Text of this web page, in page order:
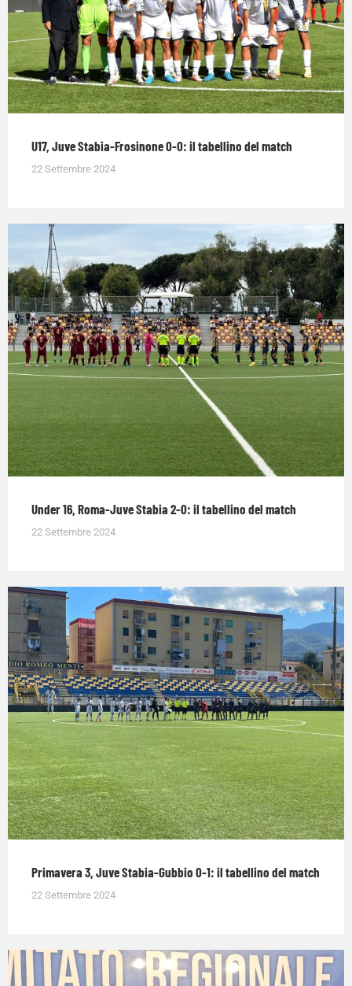
U17, Juve Stabia-Frosinone 0-0: il tabellino del match
22 Settembre 2024
Under 16, Roma-Juve Stabia 2-0: il tabellino del match
22 Settembre 2024
Primavera 3, Juve Stabia-Gubbio 0-1: il tabellino del match
22 Settembre 2024